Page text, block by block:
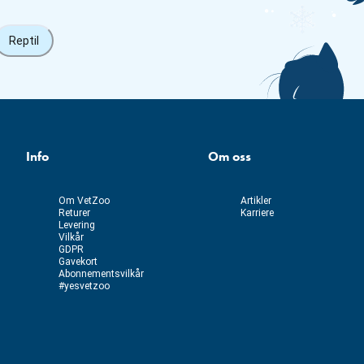
Reptil
Info
Om VetZoo
Returer
Levering
Vilkår
GDPR
Gavekort
Abonnementsvilkår
#yesvetzoo
Om oss
Artikler
Karriere